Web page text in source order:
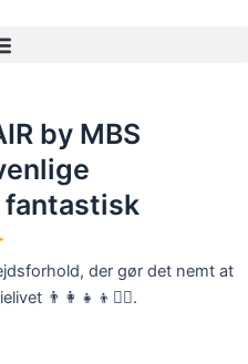
by MBS
fantastisk
der gør det nemt at
👨‍👩‍👧‍👦💇‍♀️.